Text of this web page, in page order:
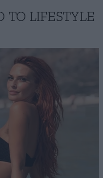
LIFESTYLE